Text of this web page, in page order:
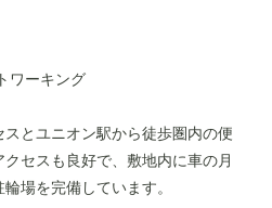
ワーキング
とユニオン駅から徒歩圏内の便
セスも良好で、敷地内に車の月
場を完備しています。